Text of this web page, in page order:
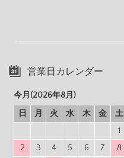
営業日カレンダー
今月(2026年8月)
日
月 火 水 木 金
土
1
2
3 4 5 6 7
8